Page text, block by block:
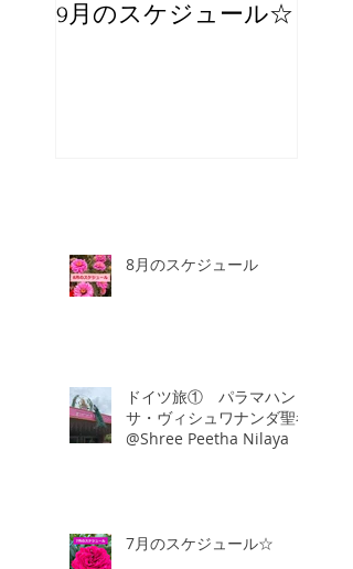
9月のスケジュール☆
8月のスケジュール
ドイツ旅① パラマハン
サ・ヴィシュワナンダ聖者
@Shree Peetha Nilaya
7月のスケジュール☆